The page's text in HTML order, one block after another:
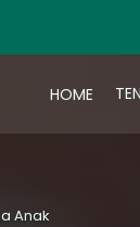
HOME
Anak